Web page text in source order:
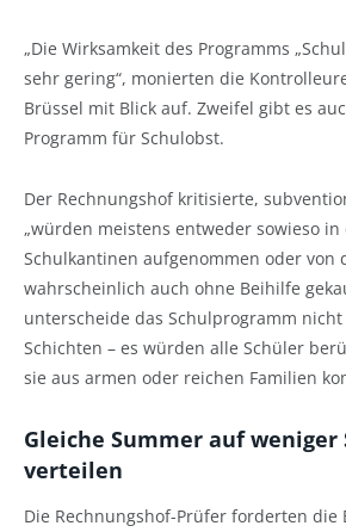
„Die Wirksamkeit des Programms
sehr gering“, monierten die
Brüssel mit Blick auf. Zweifel gibt es
Programm für Schulobst.
Der Rechnungshof kritisierte,
„würden meistens entweder sowieso
Schulkantinen aufgenommen oder von
wahrscheinlich auch ohne Beihilfe
unterscheide das Schulprogramm nicht
Schichten – es würden alle Schüler
sie aus armen oder reichen Familien
Gleiche Summer auf weniger
verteilen
Die Rechnungshof-Prüfer forderten die